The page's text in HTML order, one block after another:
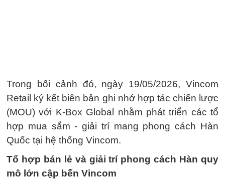
Trong bối cảnh đó, ngày 19/05/2026, Vincom
Retail ký kết biên bản ghi nhớ hợp tác chiến lược
(MOU) với K-Box Global nhằm phát triển các tổ
hợp mua sắm - giải trí mang phong cách Hàn
Quốc tại hệ thống Vincom.
Tổ hợp bán lẻ và giải trí phong cách Hàn quy
mô lớn cập bến Vincom